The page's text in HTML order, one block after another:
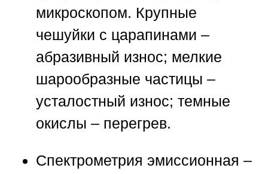
микроскопом. Крупные
чешуйки с царапинами –
абразивный износ; мелкие
шарообразные частицы –
усталостный износ; темные
окислы – перегрев.
Спектрометрия эмиссионная –